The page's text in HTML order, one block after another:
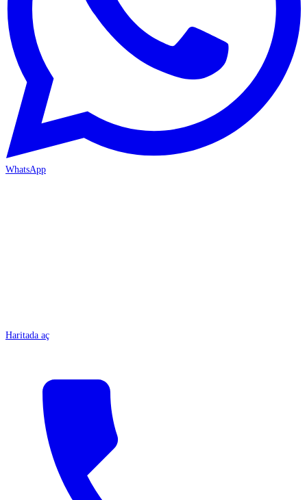
WhatsApp
Haritada aç